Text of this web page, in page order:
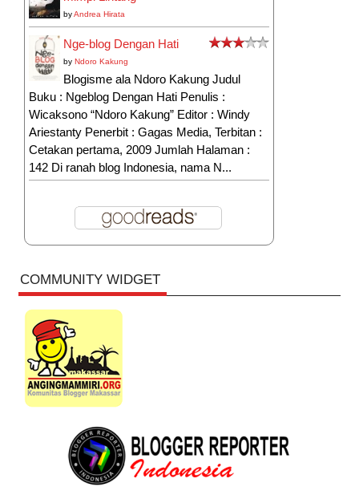
byAndrea Hirata
Nge-blog Dengan Hati
byNdoro Kakung
Blogisme ala Ndoro Kakung Judul
Buku : Ngeblog Dengan Hati Penulis :
Wicaksono “Ndoro Kakung” Editor : Windy
Ariestanty Penerbit : Gagas Media, Terbitan :
Cetakan pertama, 2009 Jumlah Halaman :
142 Di ranah blog Indonesia, nama N...
COMMUNITY WIDGET